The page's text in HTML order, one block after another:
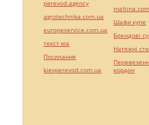
perevod.agency
agrotechnika.com.ua
europeservice.com.ua
текст юа
Посилання
kievperevod.com.ua
Шафи купе
Брендові
Натяжні
кордон